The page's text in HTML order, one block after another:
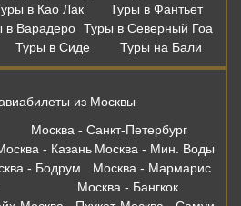
в Као Лак
Туры в Фантьет
в Варадеро Туры в Северный Гоа
Туры в Сиде Туры на Бали
из Москвы
Москва - Санкт-Петербург
- Казань Москва - Мин. Воды
- Бодрум
Москва - Мармарис
Москва - Бангкок